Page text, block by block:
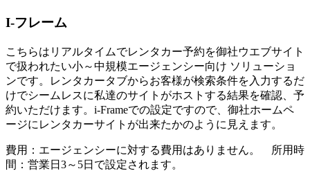
I-フレーム
こちらはリアルタイムでレンタカー予約を御社ウエブサイト
で扱われたい小～中規模エージェンシー向け ソリューショ
ンです。レンタカータブからお客様が検索条件を入力するだ
けでシームレスに私達のサイトがホストする結果を確認、予
約いただけます。i-Frameでの設定ですので、御社ホームペ
ージにレンタカーサイトが出来たかのように見えます。
費用：エージェンシーに対する費用はありません。 所用時
間：営業日3～5日で設定されます。